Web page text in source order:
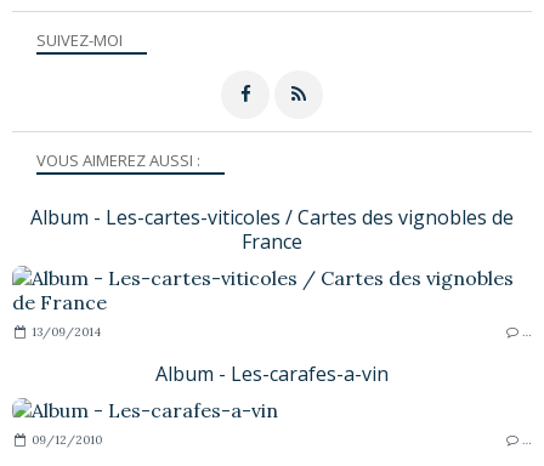
SUIVEZ-MOI
VOUS AIMEREZ AUSSI :
Album - Les-cartes-viticoles / Cartes des vignobles de
France
13/09/2014
Album - Les-carafes-a-vin
09/12/2010